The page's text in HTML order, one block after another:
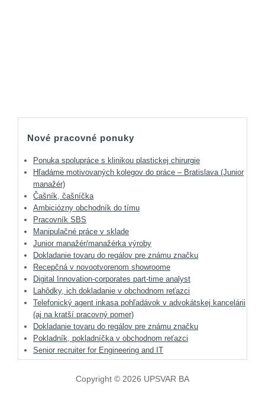
Nové pracovné ponuky
Ponuka spolupráce s klinikou plastickej chirurgie
Hľadáme motivovaných kolegov do práce – Bratislava (Junior
manažér)
Čašník, čašníčka
Ambiciózny obchodník do tímu
Pracovník SBS
Manipulačné práce v sklade
Junior manažér/manažérka výroby
Dokladanie tovaru do regálov pre známu značku
Recepčná v novootvorenom showroome
Digital Innovation-corporates part-time analyst
Lahôdky, ich dokladanie v obchodnom reťazci
Telefonický agent inkasa pohľadávok v advokátskej kancelárii
(aj na kratší pracovný pomer)
Dokladanie tovaru do regálov pre známu značku
Pokladník, pokladníčka v obchodnom reťazci
Senior recruiter for Engineering and IT
Copyright © 2026 UPSVAR BA